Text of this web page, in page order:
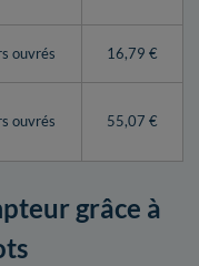
ouvrés 16,79 €
ouvrés 55,07 €
grâce à